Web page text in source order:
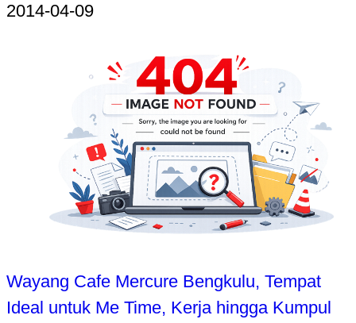
2014-04-09
Wayang Cafe Mercure Bengkulu, Tempat
Ideal untuk Me Time, Kerja hingga Kumpul